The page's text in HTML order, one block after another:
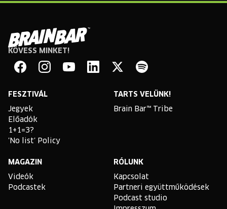
Brain
Bar
KÖVESS MINKET!
FESZTIVÁL
Jegyek
Előadók
1+1=3?
'No list' Policy
TARTS VELÜNK!
Brain Bar™ Tribe
MAGAZIN
Videók
Podcastek
RÓLUNK
Kapcsolat
Partneri együttműködések
Podcast studio